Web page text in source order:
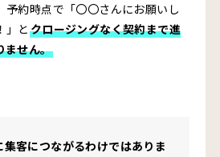
予約時点で「〇〇さんにお願いし
」とクロージングなく契約まで進
ません。
集客につながるわけではありま